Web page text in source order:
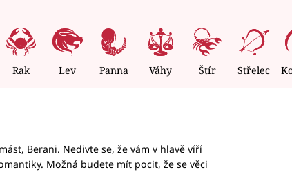
Rak Lev Panna Váhy Štír Střelec
Berani. Nedivte se, že vám v hlavě víří
Možná budete mít pocit, že se věci